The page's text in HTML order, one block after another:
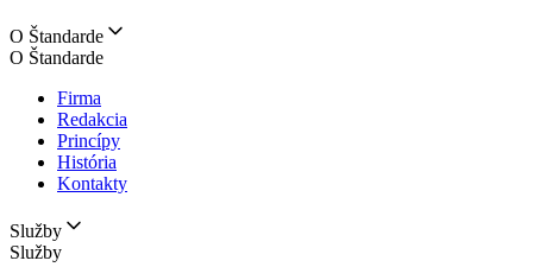
O Štandarde
O Štandarde
Firma
Redakcia
Princípy
História
Kontakty
Služby
Služby